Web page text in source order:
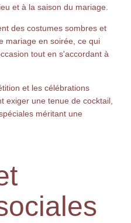
et à la saison du mariage.
des costumes sombres et
mariage en soirée, ce qui
tout en s'accordant à
et les célébrations
exiger une tenue de cocktail,
méritant une